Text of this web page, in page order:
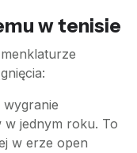
w tenisie
wygranie
jednym roku. To
w erze open